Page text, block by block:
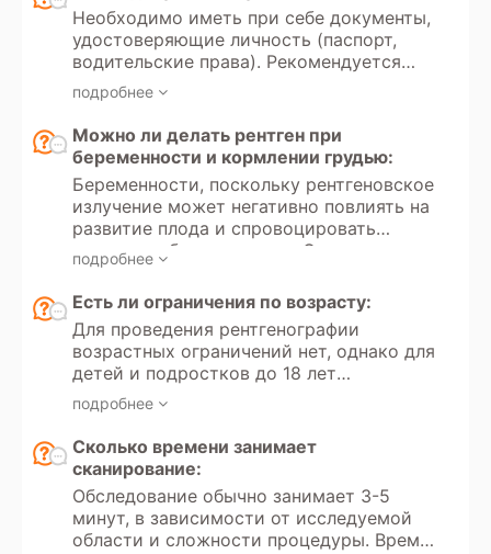
наиболее точные результаты.
может привести к накоплению дозы, что
увеличивает вероятность развития рака
в будущем. Поэтому исследование
рекомендуется проводить не чаще
одного раза в 4 месяца.
Необходимо иметь при себе документы,
удостоверяющие личность (паспорт,
водительские права). Рекомендуется
иметь направление от врача с указанием
цели обследования и минимальных
требований к протоколу (аналоговая или
цифровая рентгенография, необходимые
проекции). Для оценки динамики
состояния следует принести результаты
предыдущих обследований.
подробнее
Можно ли делать рентген при
беременности и кормлении грудью:
Беременности, поскольку рентгеновское
излучение может негативно повлиять на
развитие плода и спровоцировать
замершую беременность. Однако в
случае крайней необходимости и
отсутствия альтернативных методов
диагностики рентген может быть
проведен, но только при условии, что
потенциальная польза для матери
превышает риски для ребенка. В таких
случаях применяются минимальные
защиты. При кормлении грудью
рентгенография безопасна, поскольку
излучение не оказывает влияния на
молоко. Однако после обследования
рекомендуется подождать несколько
подробнее
Есть ли ограничения по возрасту:
Для проведения рентгенографии
возрастных ограничений нет, однако для
детей и подростков до 18 лет
существуют дополнительные меры
предосторожности. Рентген детям
проводится только по показаниям и с
соблюдением минимальных доз
излучения. Если это возможно, для
детей рекомендуется использовать
альтернативные методы диагностики,
такие как УЗИ или МРТ, если они
подробнее
Сколько времени занимает
сканирование:
Обследование обычно занимает 3-5
минут, в зависимости от исследуемой
области и сложности процедуры. Время